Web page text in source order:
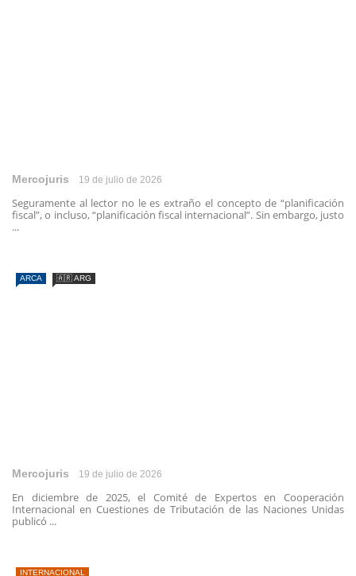
Mercojuris 19 de julio de 2026
Seguramente al lector no le es extraño el concepto de “planificación
fiscal”, o incluso, “planificación fiscal internacional”. Sin embargo, justo
...
ARCA 🇦🇷 ARG
Mercojuris 19 de julio de 2026
En diciembre de 2025, el Comité de Expertos en Cooperación
Internacional en Cuestiones de Tributación de las Naciones Unidas
publicó ...
INTERNACIONAL